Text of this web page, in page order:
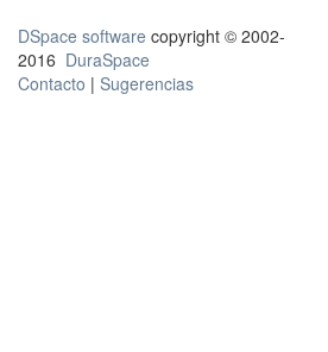
DSpace software copyright © 2002-
2016 DuraSpace
Contacto | Sugerencias